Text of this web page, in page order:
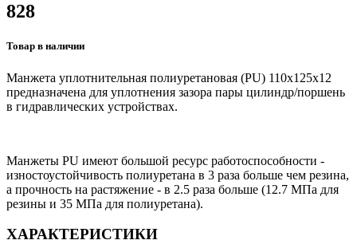
828
Товар в наличии
Манжета уплотнительная полиуретановая (PU) 110x125x12
предназначена для уплотнения зазора пары цилиндр/поршень
в гидравлических устройствах.
Манжеты PU имеют большой ресурс работоспособности -
изностоустойчивость полиуретана в 3 раза больше чем резина,
а прочность на растяжение - в 2.5 раза больше (12.7 МПа для
резины и 35 МПа для полиуретана).
ХАРАКТЕРИСТИКИ